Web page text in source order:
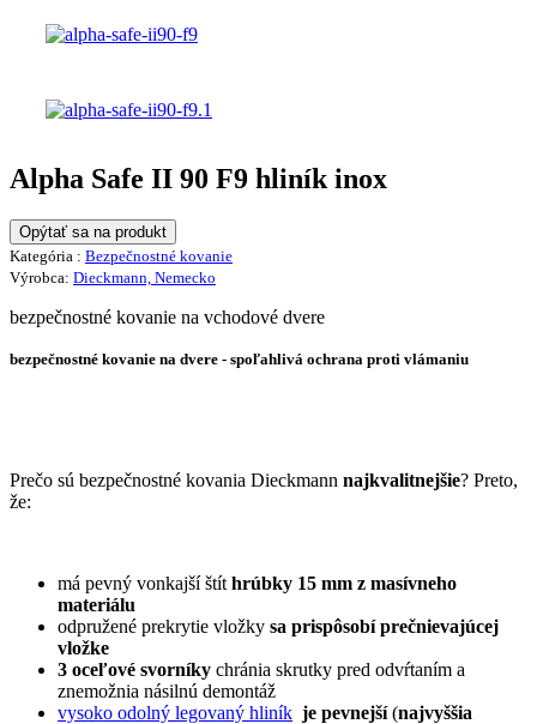
Alpha Safe II 90 F9 hliník inox
Opýtať sa na produkt
Kategória : Bezpečnostné kovanie
Výrobca: Dieckmann, Nemecko
bezpečnostné kovanie na vchodové dvere
bezpečnostné kovanie na dvere - spoľahlivá ochrana proti vlámaniu
Prečo sú bezpečnostné kovania Dieckmann najkvalitnejšie? Preto,
že:
má pevný vonkajší štít hrúbky 15 mm z masívneho
materiálu
odpružené prekrytie vložky sa prispôsobí prečnievajúcej
vložke
3 oceľové svorníky chránia skrutky pred odvŕtaním a
znemožnia násilnú demontáž
vysoko odolný legovaný hliník je pevnejší(najvyššia